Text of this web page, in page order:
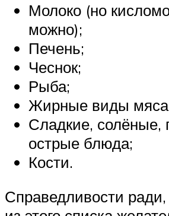
Молоко (но
можно);
Печень;
Чеснок;
Рыба;
Жирные виды
Сладкие, солёные,
острые блюда;
Кости.
Справедливости ради,